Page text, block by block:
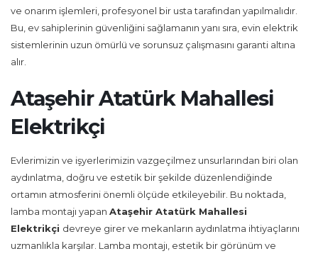
ve onarım işlemleri, profesyonel bir usta tarafından yapılmalıdır.
Bu, ev sahiplerinin güvenliğini sağlamanın yanı sıra, evin elektrik
sistemlerinin uzun ömürlü ve sorunsuz çalışmasını garanti altına
alır.
Ataşehir Atatürk Mahallesi
Elektrikçi
Evlerimizin ve işyerlerimizin vazgeçilmez unsurlarından biri olan
aydınlatma, doğru ve estetik bir şekilde düzenlendiğinde
ortamın atmosferini önemli ölçüde etkileyebilir. Bu noktada,
lamba montajı yapan Ataşehir Atatürk Mahallesi
Elektrikçi devreye girer ve mekanların aydınlatma ihtiyaçlarını
uzmanlıkla karşılar. Lamba montajı, estetik bir görünüm ve